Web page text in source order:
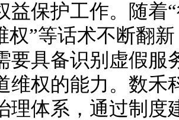
益保护工作。随着
权”等话术不断翻
要具备识别虚假服
维权的能力。数禾
理体系，通过制度